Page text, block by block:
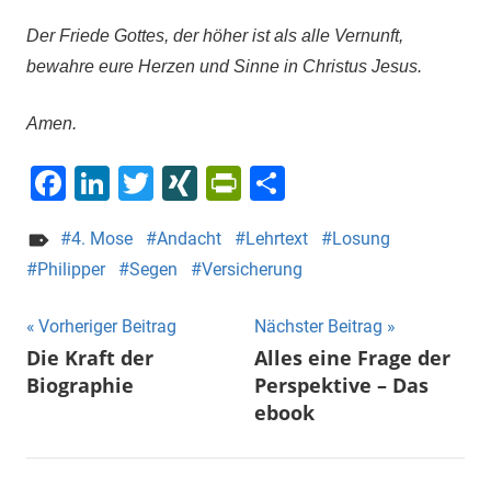
Der Friede Gottes, der höher ist als alle Vernunft,
bewahre eure Herzen und Sinne in Christus Jesus.
Amen.
Facebook
LinkedIn
Twitter
XINGPrintFriendly
4. Mose Andacht Lehrtext
Losung
Philipper
Segen Versicherung
Beitragsnavigation
Vorheriger Beitrag
Die Kraft der
Biographie
Nächster Beitrag
Alles eine Frage der
Perspektive – Das
ebook